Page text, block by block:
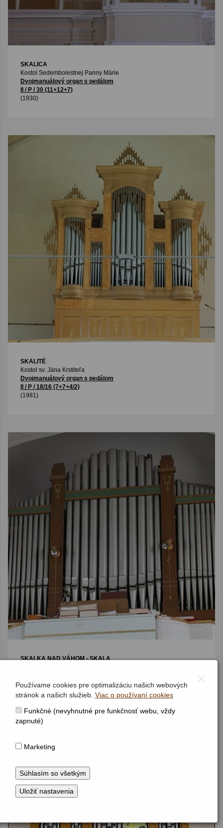
SKALICA
Kostol Sedembolestnej Panny Márie
Dvojmanuálový organ s pedálom
II / P / 30 (11+12+7)
(1930)
SKALITÉ
Kostol sv. Jána Krstiteľa
Dvojmanuálový organ s pedálom
II / P / 18/16 (7+7+4/2)
(1981)
SKALKA NAD VÁHOM - SKALA
I / P / 8 (7+1)
(1. pol. 20. stor.)
Používame cookies pre optimalizáciu našich webových
stránok a našich služieb. Viac o používaní cookies
Funkčné (nevyhnutné pre funkčnosť webu, vždy
zapnuté)
Marketing